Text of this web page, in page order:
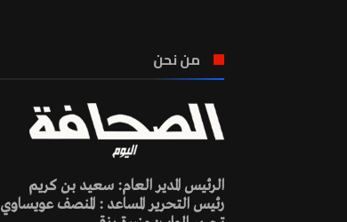
من نحن
الرئيس المدير العام: سعيد بن كريم
رئيس التحرير المساعد : المنصف عويساوي